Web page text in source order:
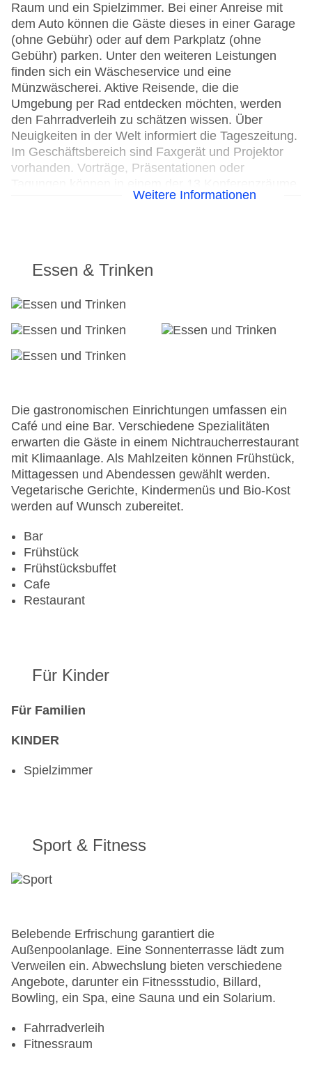
Raum und ein Spielzimmer. Bei einer Anreise mit
dem Auto können die Gäste dieses in einer Garage
(ohne Gebühr) oder auf dem Parkplatz (ohne
Gebühr) parken. Unter den weiteren Leistungen
finden sich ein Wäscheservice und eine
Münzwäscherei. Aktive Reisende, die die
Umgebung per Rad entdecken möchten, werden
den Fahrradverleih zu schätzen wissen. Über
Neuigkeiten in der Welt informiert die Tageszeitung.
Im Geschäftsbereich sind Faxgerät und Projektor
vorhanden. Vorträge, Präsentationen oder
Check-in von: 17:00:00
Check-out bis: 12:00:00
Garage
Garten: ohne Gebühr
Hotelsafe
Minimarkt
Anzahl der Konferenzräume: 1
Haustiere
Sonnenterrasse
Gesamtanzahl der Stockwerke: 3
Gesamtanzahl der Zimmer: 184
Pools:Outdoor Pool
EC Maestro, Mastercard, Visa
Landeskategorie: 3 Sterne
Weitere Informationen
Essen & Trinken
Die gastronomischen Einrichtungen umfassen ein
Café und eine Bar. Verschiedene Spezialitäten
erwarten die Gäste in einem Nichtraucherrestaurant
mit Klimaanlage. Als Mahlzeiten können Frühstück,
Mittagessen und Abendessen gewählt werden.
Vegetarische Gerichte, Kindermenüs und Bio-Kost
werden auf Wunsch zubereitet.
Bar
Frühstück
Frühstücksbuffet
Cafe
Restaurant
Für Kinder
Für Familien
KINDER
Spielzimmer
Sport & Fitness
Belebende Erfrischung garantiert die
Außenpoolanlage. Eine Sonnenterrasse lädt zum
Verweilen ein. Abwechslung bieten verschiedene
Angebote, darunter ein Fitnessstudio, Billard,
Bowling, ein Spa, eine Sauna und ein Solarium.
Fahrradverleih
Fitnessraum